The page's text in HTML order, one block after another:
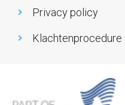
Privacy policy
Klachtenprocedure